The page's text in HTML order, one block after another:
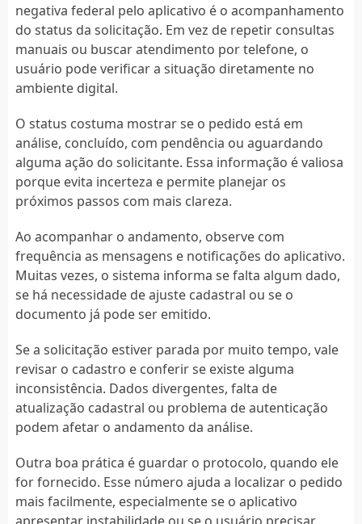
negativa federal pelo aplicativo é o acompanhamento
do status da solicitação. Em vez de repetir consultas
manuais ou buscar atendimento por telefone, o
usuário pode verificar a situação diretamente no
ambiente digital.
O status costuma mostrar se o pedido está em
análise, concluído, com pendência ou aguardando
alguma ação do solicitante. Essa informação é valiosa
porque evita incerteza e permite planejar os
próximos passos com mais clareza.
Ao acompanhar o andamento, observe com
frequência as mensagens e notificações do aplicativo.
Muitas vezes, o sistema informa se falta algum dado,
se há necessidade de ajuste cadastral ou se o
documento já pode ser emitido.
Se a solicitação estiver parada por muito tempo, vale
revisar o cadastro e conferir se existe alguma
inconsistência. Dados divergentes, falta de
atualização cadastral ou problema de autenticação
podem afetar o andamento da análise.
Outra boa prática é guardar o protocolo, quando ele
for fornecido. Esse número ajuda a localizar o pedido
mais facilmente, especialmente se o aplicativo